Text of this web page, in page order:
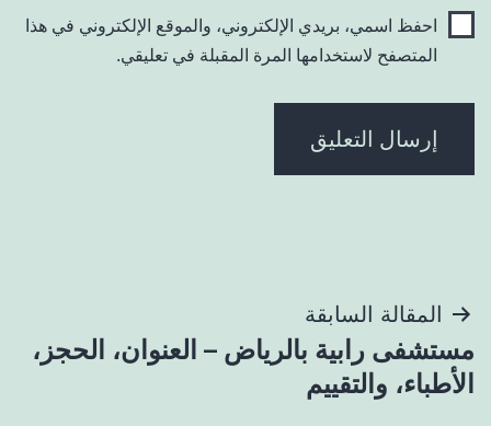
احفظ اسمي، بريدي الإلكتروني، والموقع الإلكتروني في هذا
المتصفح لاستخدامها المرة المقبلة في تعليقي.
تصفّح
المقالات
المقالة السابقة
مستشفى رابية بالرياض – العنوان، الحجز،
الأطباء، والتقييم